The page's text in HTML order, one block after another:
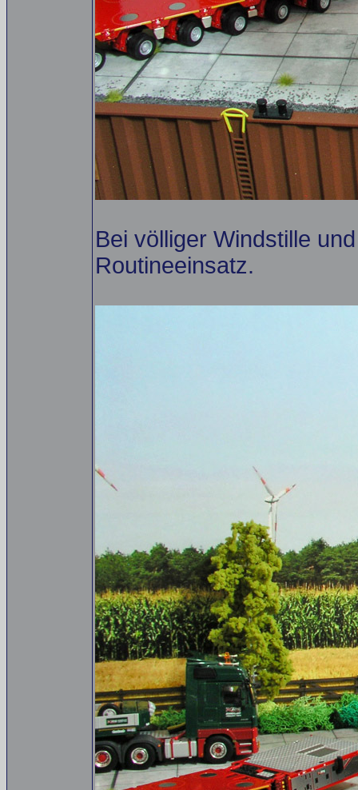
Bei völliger Windstille
Routineeinsatz.